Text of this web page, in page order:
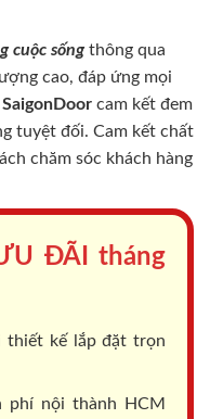
cuộc sốngthông qua
cao, đáp ứng mọi
SaigonDoor cam kết đem
tuyệt đối. Cam kết chất
chăm sóc khách hàng
ĐÃI tháng
kế lắp đặt trọn
phí nội thành HCM